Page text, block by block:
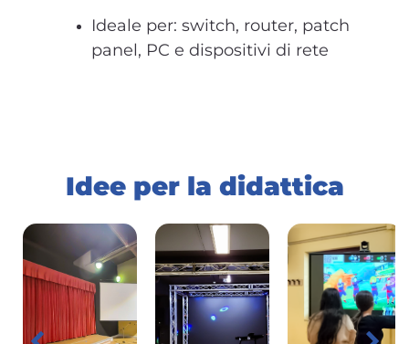
Ideale per: switch, router, patch
panel, PC e dispositivi di rete
Idee per la didattica